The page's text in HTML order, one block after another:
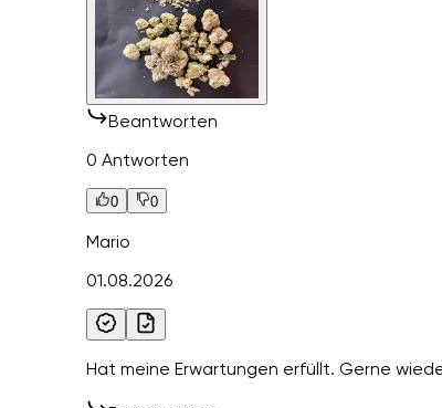
Beantworten
0 Antworten
0 0
Mario
01.08.2026
Hat meine Erwartungen erfüllt. Gerne